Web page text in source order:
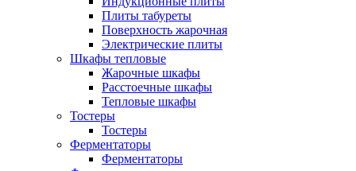
Плиты табуреты
Поверхность жарочная
Электрические плиты
Шкафы тепловые
Жарочные шкафы
Расстоечные шкафы
Тепловые шкафы
Тостеры
Тостеры
Ферментаторы
Ферментаторы